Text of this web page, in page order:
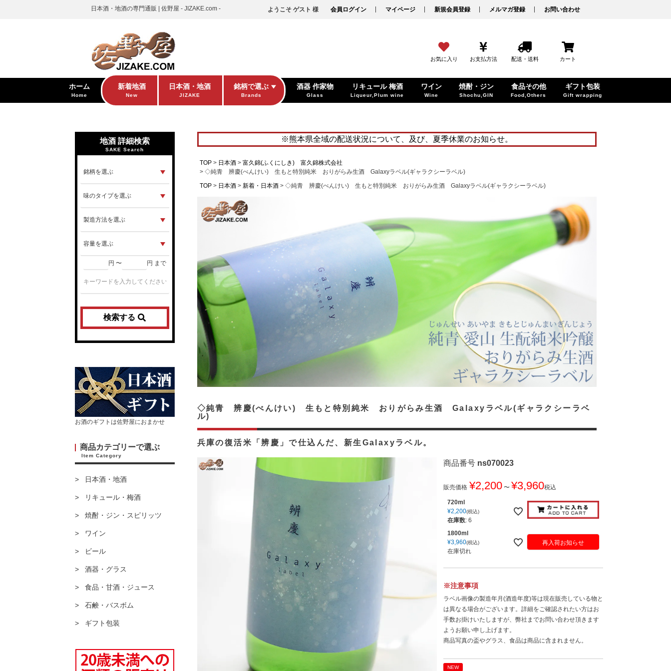
日本酒・地酒の専門通販 | 佐野屋 - JIZAKE.com - ようこそ ゲスト 様 会員ログイン マイページ 新規会員登録 メルマガ登録 お問い合わせ
お気に入り お支払方法 配送・送料 カート
ホーム
Home
新着地酒
New
日本酒・地酒
JIZAKE
銘柄で選ぶ
Brands
酒器 作家物
Glass
リキュール 梅酒
Liqueur,Plum wine
ワイン
Wine
焼酎・ジン
Shochu,GIN
食品その他
Food,Others
ギフト包装
Gift wrapping
地酒 詳細検索
SAKE Search
円 〜 円 まで
検索する
お酒のギフトは佐野屋におまかせ
商品カテゴリーで選ぶ
Item Category
日本酒・地酒
リキュール・梅酒
焼酎・ジン・スピリッツ
ワイン
ビール
酒器・グラス
食品・甘酒・ジュース
石鹸・バスボム
ギフト包装
※熊本県全域の配送状況について、及び、夏季休業のお知らせ。
TOP 日本酒
富久錦(ふくにしき) 富久錦株式会社
◇純青 辨慶(べんけい) 生もと特別純米 おりがらみ生酒 Galaxyラベル(ギャラクシーラベル)
TOP
日本酒 新着・日本酒 ◇純青 辨慶(べんけい) 生もと特別純米 おりがらみ生酒 Galaxyラベル(ギャラクシーラベル)
兵庫の復活米「辨慶」で仕込んだ、新生Galaxyラベル。
◇純青 辨慶(べんけい) 生もと特別純米 おりがらみ生酒 Galaxyラベル(ギャラクシーラベ
ル)
商品番号 ns070023
販売価格 ¥2,200 〜 ¥3,960税込
720ml
¥2,200 税込
在庫数: 6
1800ml
¥3,960 税込
在庫切れ
再入荷お知らせ
※注意事項
ラベル画像の製造年月(酒造年度)等は現在販売している物と
は異なる場合がございます。詳細をご確認されたい方はお
手数お掛けいたしますが、弊社までお問い合わせ頂きます
ようお願い申し上げます。
商品写真の盃やグラス、食品は商品に含まれません。
NEW